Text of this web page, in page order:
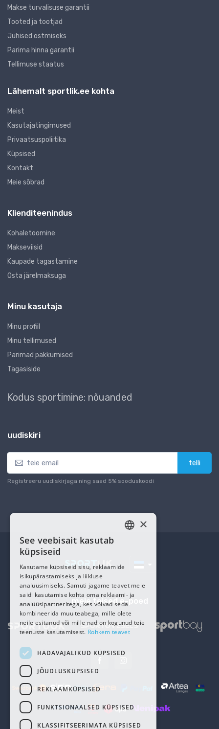
Makse turvalisuse garantii
Tooted ja tootjad
Juhised ostmiseks
Parima hinna garantii
Tellimuse staatus
Lähemalt sportlik.ee kohta
Meist
Kasutajatingimused
Privaatsuspoliitika
Küpsised
Kontakt
Meie sõbrad
Klienditeenindus
Kohaletoomine
Makseviisid
Kaupade tagastamine
Osta järelmaksuga
Minu kasutaja
Minu profiil
Minu tellimused
Parimad pakkumised
Tagasiside
Kodus sportimine: nõuanded
uudiskiri
telli
Registreeru uudiskirjaga ning saad 5% sooduskoodi
meie teised e-poed
×
See veebisait kasutab
küpsiseid
Kasutame küpsiseid sisu, reklaamide
isikupärastamiseks ja liikluse
analüüsimiseks. Samuti jagame teavet meie
saidi kasutamise kohta oma reklaami- ja
analüüsipartneritega, kes võivad seda
kombineerida muu teabega, mille olete
neile esitanud või mille nad on kogunud teie
teenuste kasutamisest. Rohkem teavet
HÄDAVAJALIKUD KÜPSISED
JÕUDLUSKÜPSISED
REKLAAMKÜPSISED
FUNKTSIONAALSED KÜPSISED
KLASSIFITSEERIMATA KÜPSISED